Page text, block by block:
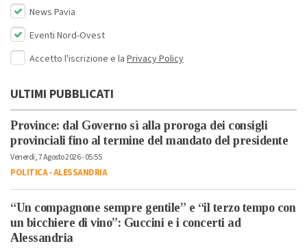
News Pavia
Eventi Nord-Ovest
Accetto l'iscrizione e la Privacy Policy
ULTIMI PUBBLICATI
Province: dal Governo sì alla proroga dei consigli
provinciali fino al termine del mandato del presidente
Venerdì, 7 Agosto 2026 - 05:55
POLITICA-ALESSANDRIA
“Un compagnone sempre gentile” e “il terzo tempo con
un bicchiere di vino”: Guccini e i concerti ad
Alessandria